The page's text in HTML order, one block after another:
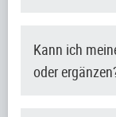
Kann ich
oder